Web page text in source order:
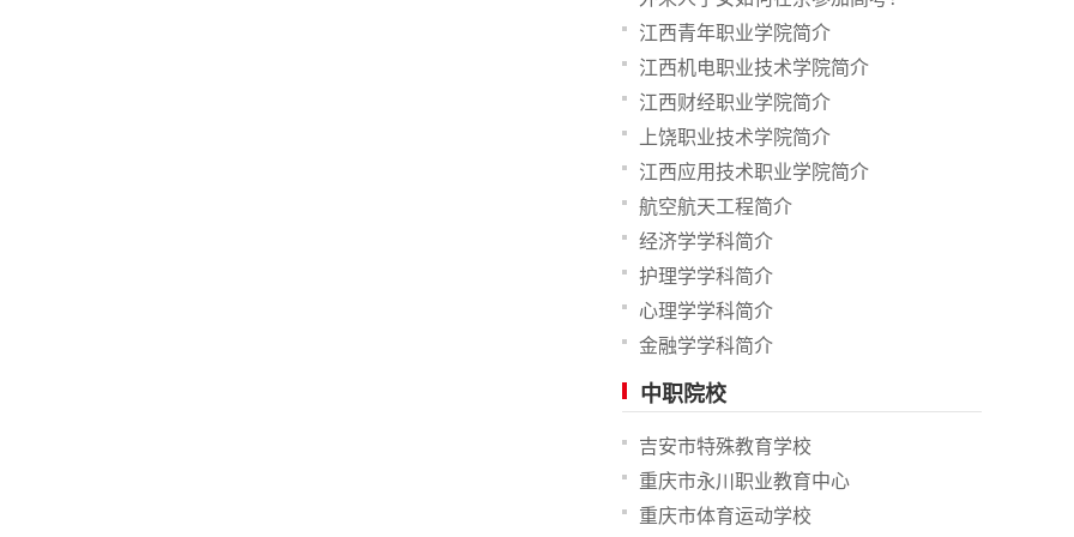
江西青年职业学院简介
江西机电职业技术学院简介
江西财经职业学院简介
上饶职业技术学院简介
江西应用技术职业学院简介
航空航天工程简介
经济学学科简介
护理学学科简介
心理学学科简介
金融学学科简介
中职院校
吉安市特殊教育学校
重庆市永川职业教育中心
重庆市体育运动学校